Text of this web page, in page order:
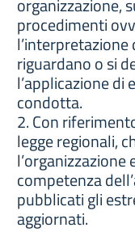
organizzazione,
procedimenti
riguardano o si
l’applicazione di
condotta.
2. Con
legge regionali,
competenza
pubblicati gli
aggiornati.